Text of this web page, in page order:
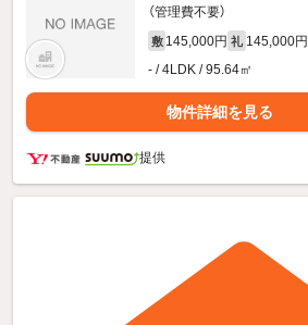
（管理費不要）
敷 145,000円 礼 145,000円
- / 4LDK / 95.64㎡
物件詳細を見る
提供